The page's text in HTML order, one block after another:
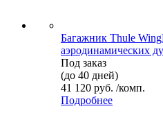
Багажник Thule
аэродинамических
Под заказ
(до 40 дней)
41 120 руб. /комп.
Подробнее